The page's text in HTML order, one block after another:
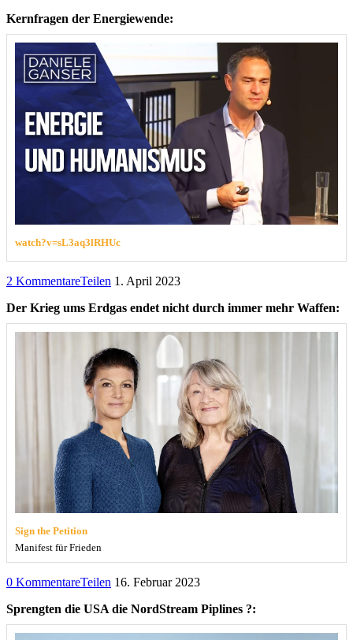
Kernfragen der Energiewende:
watch?v=sL3aq3lRHUc
2 KommentareTeilen 1. April 2023
Der Krieg ums Erdgas endet nicht durch immer mehr Waffen:
Sign the Petition
Manifest für Frieden
0 KommentareTeilen 16. Februar 2023
Sprengten die USA die NordStream Piplines ?: